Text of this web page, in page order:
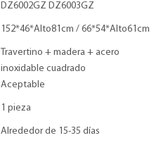
DZ6002GZ DZ6003GZ
152*46*Alto81cm / 66*54*Alto61cm
Travertino + madera + acero
inoxidable cuadrado
Aceptable
1 pieza
Alrededor de 15-35 días